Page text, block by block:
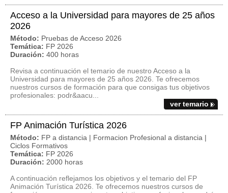
Acceso a la Universidad para mayores de 25 años
2026
Método: Pruebas de Acceso 2026
Temática: FP 2026
Duración: 400 horas
Revisa a continuación el temario de nuestro Acceso a la
Universidad para mayores de 25 años 2026. Te ofrecemos
nuestros cursos de formación para que consigas tus objetivos
profesionales: podr&aacu...
ver temario
FP Animación Turística 2026
Método: FP a distancia | Formacion Profesional a distancia |
Ciclos Formativos
Temática: FP 2026
Duración: 2000 horas
A continuación reflejamos los objetivos y el temario del FP
Animación Turística 2026. Te ofrecemos nuestros cursos de